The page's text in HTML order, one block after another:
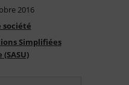
2016
société
Simplifiées